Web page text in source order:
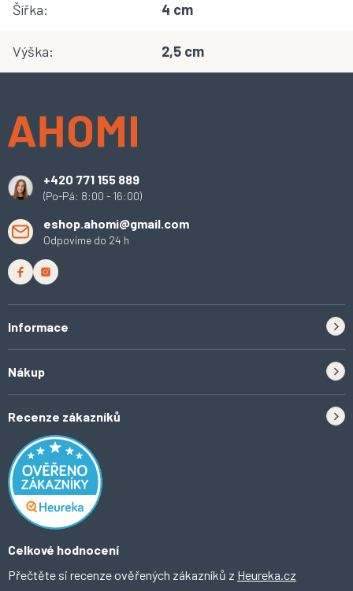
Šířka: 4 cm
Výška: 2,5 cm
+420 771 155 889
(Po-Pá: 8:00 - 16:00)
eshop.ahomi@gmail.com
Odpovíme do 24 h
Informace
Tipy do kuchyně
Inspirace a trendy
Domácí vychytávky
O Ahomi
Nákup
Odstoupení od smlouvy
Obchodní podmínky
Ochrana osobních údajů
Recenze zákazníků
Celkové hodnocení
Přečtěte si recenze ověřených zákazníků z Heureka.cz